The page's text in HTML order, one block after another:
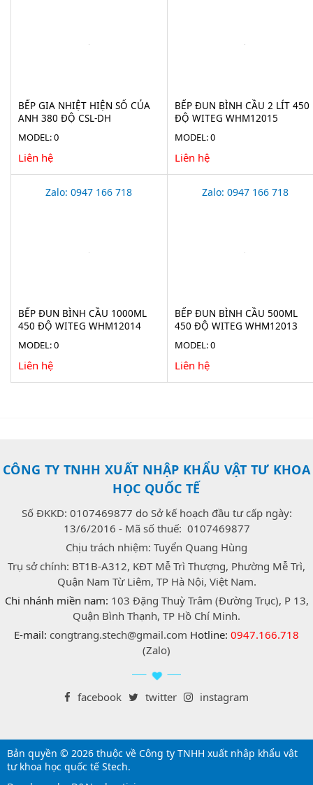
BẾP GIA NHIỆT HIỆN SỐ CỦA
ANH 380 ĐỘ CSL-DH
MODEL: 0
Liên hệ
BẾP ĐUN BÌNH CẦU 2 LÍT 450
ĐỘ WITEG WHM12015
MODEL: 0
Liên hệ
Zalo: 0947 166 718
BẾP ĐUN BÌNH CẦU 1000ML
450 ĐỘ WITEG WHM12014
MODEL: 0
Liên hệ
Zalo: 0947 166 718
BẾP ĐUN BÌNH CẦU 500ML
450 ĐỘ WITEG WHM12013
MODEL: 0
Liên hệ
CÔNG TY TNHH XUẤT NHẬP KHẨU VẬT TƯ KHOA
HỌC QUỐC TẾ
Số ĐKKD: 0107469877 do Sở kế hoạch đầu tư cấp ngày:
13/6/2016 - Mã số thuế: 0107469877
Chịu trách nhiệm: Tuyển Quang Hùng
Trụ sở chính: BT1B-A312, KĐT Mễ Trì Thượng, Phường Mễ Trì,
Quận Nam Từ Liêm, TP Hà Nội, Việt Nam.
Chi nhánh miền nam: 103 Đặng Thuỳ Trâm (Đường Trục), P 13,
Quận Bình Thạnh, TP Hồ Chí Minh.
E-mail: congtrang.stech@gmail.com Hotline: 0947.166.718
(Zalo)
facebook twitter instagram
Bản quyền © 2026 thuộc về Công ty TNHH xuất nhập khẩu vật
tư khoa học quốc tế Stech.